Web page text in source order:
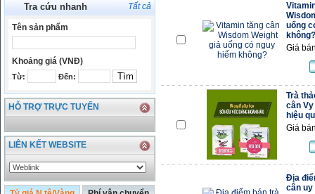
Tra cứu nhanh Tất cả
Tên sản phẩm
Khoảng giá (VNĐ)
Từ: Đến:
HỖ TRỢ TRỰC TUYẾN
LIÊN KẾT WEBSITE
uống
không?
Giá
Trà
cân
hiệu
Giá
Địa
cân uy